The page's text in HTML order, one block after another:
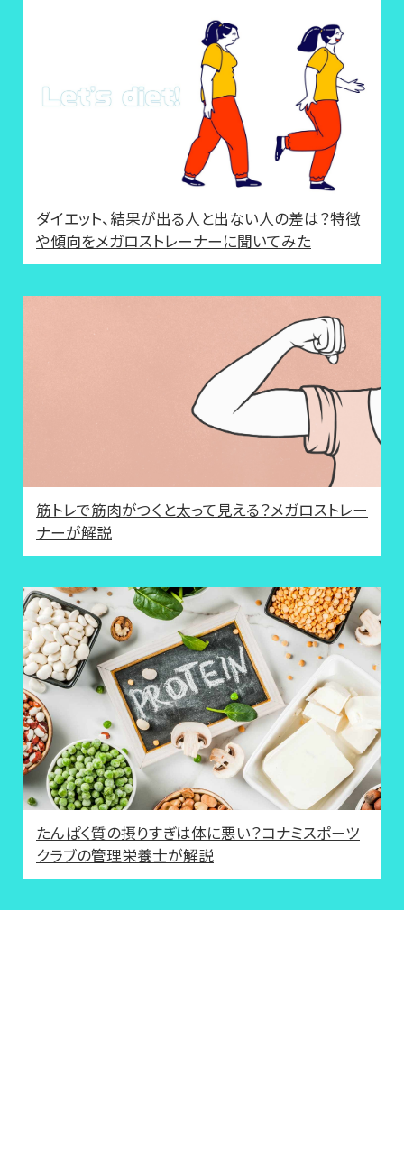
ダイエット、結果が出る人と出ない人の差は？特徴
や傾向をメガロストレーナーに聞いてみた
筋トレで筋肉がつくと太って見える？メガロストレー
ナーが解説
たんぱく質の摂りすぎは体に悪い？コナミスポーツ
クラブの管理栄養士が解説